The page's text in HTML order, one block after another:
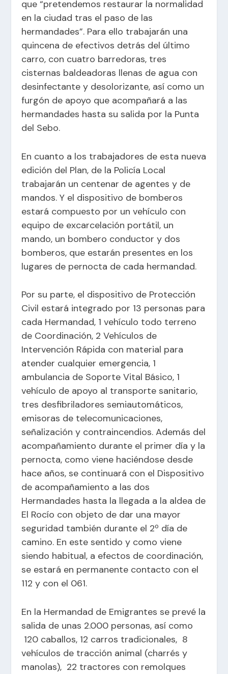
que “pretendemos restaurar la normalidad
en la ciudad tras el paso de las
hermandades”. Para ello trabajarán una
quincena de efectivos detrás del último
carro, con cuatro barredoras, tres
cisternas baldeadoras llenas de agua con
desinfectante y desolorizante, así como un
furgón de apoyo que acompañará a las
hermandades hasta su salida por la Punta
del Sebo.
En cuanto a los trabajadores de esta nueva
edición del Plan, de la Policía Local
trabajarán un centenar de agentes y de
mandos. Y el dispositivo de bomberos
estará compuesto por un vehículo con
equipo de excarcelación portátil, un
mando, un bombero conductor y dos
bomberos, que estarán presentes en los
lugares de pernocta de cada hermandad.
Por su parte, el dispositivo de Protección
Civil estará integrado por 13 personas para
cada Hermandad, 1 vehículo todo terreno
de Coordinación, 2 Vehículos de
Intervención Rápida con material para
atender cualquier emergencia, 1
ambulancia de Soporte Vital Básico, 1
vehículo de apoyo al transporte sanitario,
tres desfibriladores semiautomáticos,
emisoras de telecomunicaciones,
señalización y contraincendios. Además del
acompañamiento durante el primer día y la
pernocta, como viene haciéndose desde
hace años, se continuará con el Dispositivo
de acompañamiento a las dos
Hermandades hasta la llegada a la aldea de
El Rocío con objeto de dar una mayor
seguridad también durante el 2º día de
camino. En este sentido y como viene
siendo habitual, a efectos de coordinación,
se estará en permanente contacto con el
112 y con el 061.
En la Hermandad de Emigrantes se prevé la
salida de unas 2.000 personas, así como
120 caballos, 12 carros tradicionales, 8
vehículos de tracción animal (charrés y
manolas), 22 tractores con remolques